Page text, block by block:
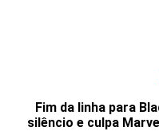
Fim da linha para
silêncio e culpa